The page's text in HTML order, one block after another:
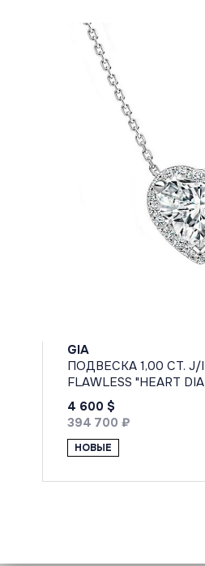
GIA
ПОДВЕСКА 1,00 CT. J/
FLAWLESS "HEART
4 600 $
394 700 ₽
НОВЫЕ